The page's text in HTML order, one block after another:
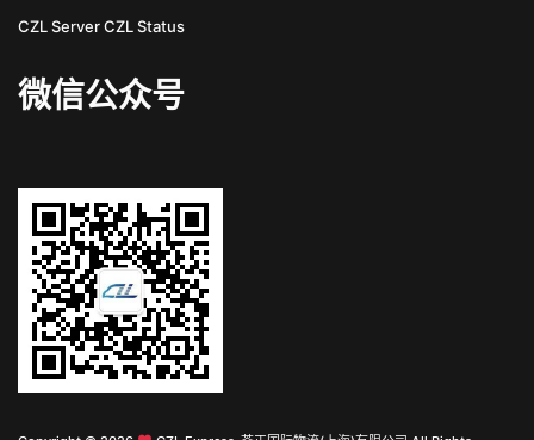
CZL ServerCZL Status
微信公众号
English